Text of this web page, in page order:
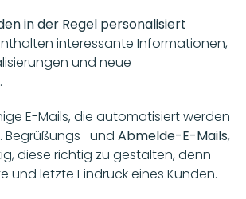
in der Regel personalisiert
interessante Informationen,
und neue
E-Mails, die automatisiert werden
Begrüßungs- und Abmelde-E-Mails,
diese richtig zu gestalten, denn
und letzte Eindruck eines Kunden.